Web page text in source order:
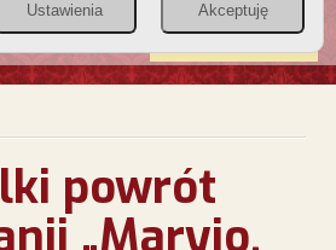
FATIMY WESPRZYJ
NAS
powrót
„Maryjo,
Ustawienia Akceptuję